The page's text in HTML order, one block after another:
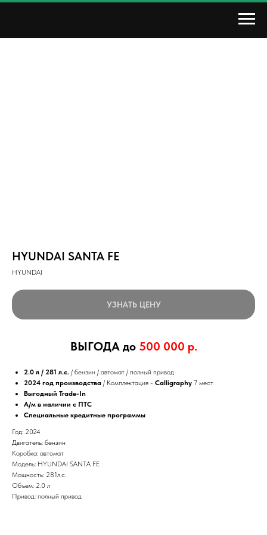
HYUNDAI SANTA FE
HYUNDAI
УЗНАТЬ ЦЕНУ
ВЫГОДА до 500 000 р.
2.0 л / 281 л.c. / бензин / автомат / полный привод
2024 год производства / Комплектация - Calligraphy 7 мест
Выгодный Trade-In
А/м в наличии с ПТС
Специальные кредитные программы
Год: 2024
Двигатель: бензин
Коробка: автомат
Модель: HYUNDAI SANTA FE
Мощность: 281л.c.
Объем: 2.0 л
Привод: полный привод